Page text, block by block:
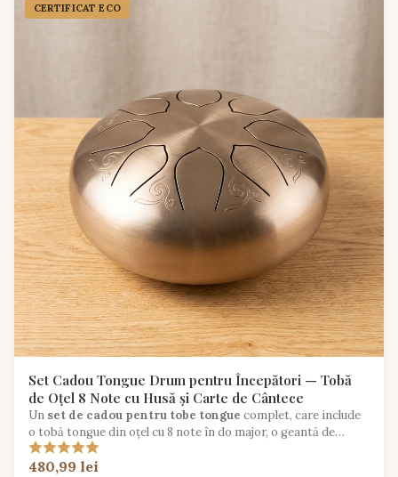
CERTIFICAT ECO
Set Cadou Tongue Drum pentru Începători — Tobă
de Oțel 8 Note cu Husă și Carte de Cântece
Un set de cadou pentru tobe tongue complet, care include
o tobă tongue din oțel cu 8 note în do major, o geantă de
transport căptușită, două ciocănele și un caiet de melodii
pentru începători.
480,99 lei